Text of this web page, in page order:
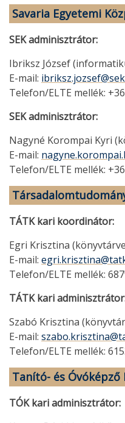
Savaria Egyetemi
SEK adminisztrátor:
Ibriksz József
E-mail:
Telefon/ELTE mellék:
SEK adminisztrátor:
Nagyné Korompai Kyri
E-mail:
Telefon/ELTE mellék:
TÁTK kari koordinátor:
Egri Krisztina
E-mail:
Telefon/ELTE mellék:
TÁTK kari
Szabó Krisztina
E-mail:
Telefon/ELTE mellék:
Tanító- és Óvóképző
TÓK kari adminisztrátor: